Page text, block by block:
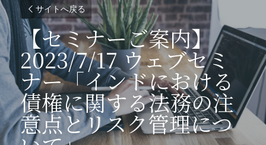
サイトへ戻る
【セミナーご案内】
2023/7/17 ウェブセミ
ナー「インドにおける
債権に関する法務の注
意点とリスク管理につ